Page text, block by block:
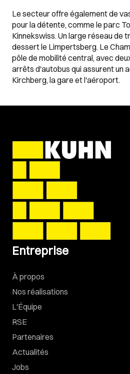
Le secteur offre également de
pour la détente, comme le parc
Kinnekswiss. Un large réseau de
dessert le Limpertsberg. Le
pôle de mobilité central, avec
arrêts d'autobus qui assurent un
Kirchberg, la gare et l'aéroport.
Entreprise
À propos
Nos réalisations
L'Équipe
RSE
Partenaires
Actualités
Jobs